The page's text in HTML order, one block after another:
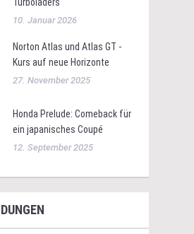
10. Januar 2026
Norton Atlas und Atlas GT -
Kurs auf neue Horizonte
27. November 2025
Honda Prelude: Comeback für
ein japanisches Coupé
12. September 2025